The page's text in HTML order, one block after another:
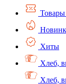
Хиты
Хлеб,
Хлеб,